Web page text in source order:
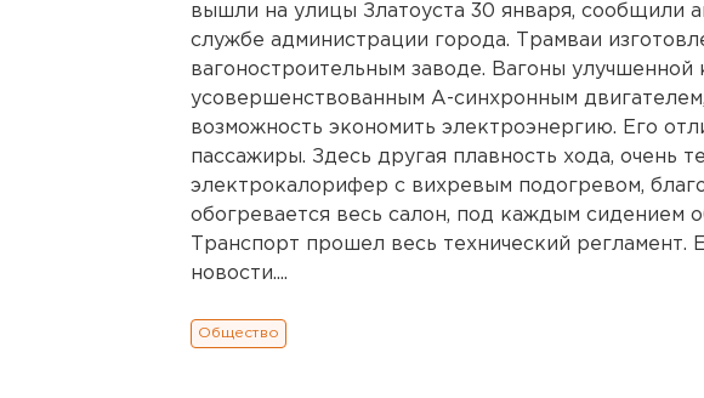
вышли на улицы Златоуста 30 января, сообщили
службе администрации города. Трамваи
вагоностроительным заводе. Вагоны улучшенной
усовершенствованным А-синхронным
возможность экономить электроэнергию. Его
пассажиры. Здесь другая плавность хода, очень
электрокалорифер с вихревым подогревом,
обогревается весь салон, под каждым сидением
Транспорт прошел весь технический регламент.
новости....
Общество